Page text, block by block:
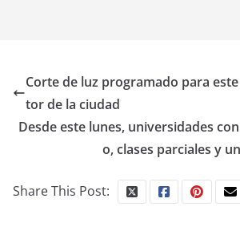
Corte de luz programado para
tor de la ciudad
Desde este lunes, universidades
o, clases parciales y
Share This Post: